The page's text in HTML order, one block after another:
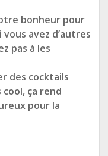
bonheur pour
avez d’autres
pas à les
des cocktails
cool, ça rend
pour la